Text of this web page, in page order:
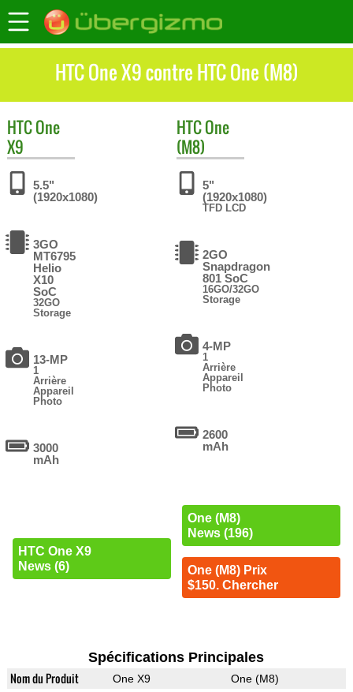
HTC One X9 contre HTC One (M8)
HTCOne
X9
5.5"
(1920x1080)
3GO
MT6795
Helio
X10
SoC
32GO
Storage
13-MP
1
Arrière
Appareil
Photo
3000
mAh
HTC One X9
News (6)
HTCOne
(M8)
5"
(1920x1080)
TFD LCD
2GO
Snapdragon
801 SoC
16GO/32GO
Storage
4-MP
1
Arrière
Appareil
Photo
2600
mAh
One (M8)
News (196)
One (M8) Prix
$150. Chercher
Spécifications Principales
Nom du Produit One X9 One (M8)